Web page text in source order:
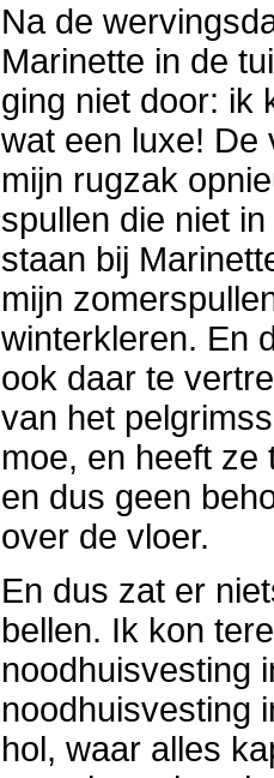
Na de
Marinette in de
ging niet door: ik
wat een luxe! De
mijn rugzak
spullen die niet
staan bij
mijn
winterkleren. En
ook daar te
van het
moe, en heeft ze
en dus geen
over de vloer.
En dus zat er
bellen. Ik kon
noodhuisvesting
noodhuisvesting
hol, waar alles